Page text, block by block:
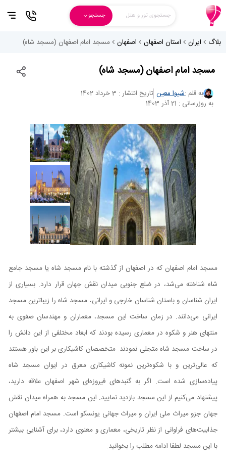
جستجوی تور و هتل جستجو
بلاگ ایران استان اصفهان اصفهان مسجد امام اصفهان (مسجد شاه)
مسجد امام اصفهان (مسجد شاه)
به قلم :شیوا معین تاریخ انتشار : 3 خرداد 1402
به روزرسانی : 21 آذر 1403
مسجد امام اصفهان که در اصفهان از گذشته با نام مسجد شاه یا مسجد جامع
شاه شناخته می‌شد، در ضلع جنوبی میدان نقش جهان قرار دارد. بسیاری از
ایران شناسان و باستان شناسان خارجی و ایرانی، مسجد شاه را زیباترین مسجد
ایرانی می‌دانند. در زمان ساخت این مسجد، معماران و مهندسان صفوی به
منتهای هنر و شکوه در معماری رسیده بودند که ابعاد مختلفی از این دانش را
در ساخت مسجد شاه متجلی نمودند. متخصصان کاشیکاری بر این باور هستند
که عالی‌ترین و با شکوه‌ترین نمونه کاشیکاری معرق در ایوان مسجد شاه
پیاده‌سازی شده است. اگر به گنبدهای فیروزه‌ای شهر اصفهان علاقه دارید،
پیشنهاد می‌کنیم از این مسجد بازدید نمایید. این مسجد به همراه میدان نقش
جهان جزو میراث ملی ایران و میراث جهانی یونسکو است. مسجد امام اصفهان
جذابیت‌های فراوانی از نظر تاریخی، معماری و معنوی دارد، برای آشنایی بیشتر
با این مسجد لطفا ادامه مطلب را بخوانید.